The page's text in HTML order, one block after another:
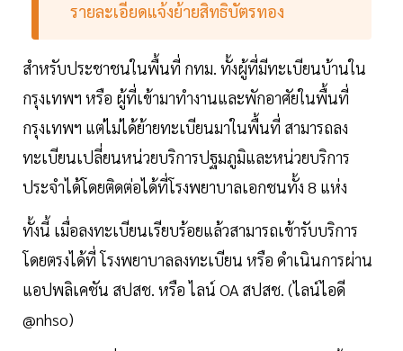
รายละเอียดแจ้งย้ายสิทธิบัตรทอง
สำหรับประชาชนในพื้นที่ กทม. ทั้งผู้ที่มีทะเบียนบ้านใน
กรุงเทพฯ หรือ ผู้ที่เข้ามาทำงานและพักอาศัยในพื้นที่
กรุงเทพฯ แต่ไม่ได้ย้ายทะเบียนมาในพื้นที่ สามารถลง
ทะเบียนเปลี่ยนหน่วยบริการปฐมภูมิและหน่วยบริการ
ประจำได้โดยติดต่อได้ที่โรงพยาบาลเอกชนทั้ง 8 แห่ง
ทั้งนี้ เมื่อลงทะเบียนเรียบร้อยแล้วสามารถเข้ารับบริการ
โดยตรงได้ที่ โรงพยาบาลลงทะเบียน หรือ ดำเนินการผ่าน
แอปพลิเคชัน สปสช. หรือ ไลน์ OA สปสช. (ไลน์ไอดี
@nhso)